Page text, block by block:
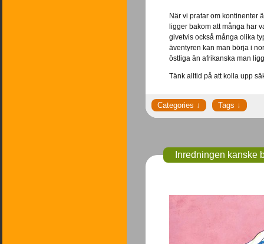
När vi pratar om kontinenter
ligger bakom att många har
givetvis också många olika
äventyren kan man börja i
östliga än afrikanska man
Tänk alltid på att kolla upp
Inredningen kanske